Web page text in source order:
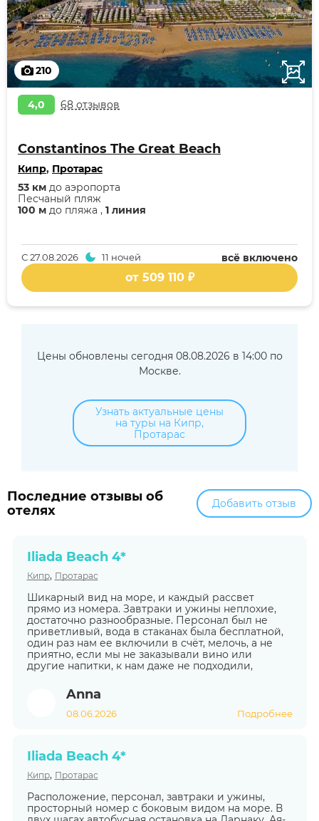
210
4,0 68 отзывов
Constantinos The Great Beach
Кипр, Протарас
100 м до пляжа , 1 линия
Песчаный пляж
53 км до аэропорта
всё включено
С27.08.2026 11 ночей
от 509 110 ₽
Цены обновлены сегодня 08.08.2026 в 14:00 по
Москве.
Узнать актуальные цены
на туры на Кипр,
Протарас
Последние отзывы об
отелях
Добавить отзыв
Iliada Beach 4*
Кипр, Протарас
Шикарный вид на море, и каждый рассвет
прямо из номера. Завтраки и ужины неплохие,
достаточно разнообразные. Персонал был не
приветливый, вода в стаканах была бесплатной,
один раз нам ее включили в счёт, мелочь, а не
приятно, если мы не заказывали вино или
другие напитки, к нам даже не подходили,
Anna
08.06.2026 Подробнее
Iliada Beach 4*
Кипр, Протарас
Расположение, персонал, завтраки и ужины,
просторный номер с боковым видом на море. В